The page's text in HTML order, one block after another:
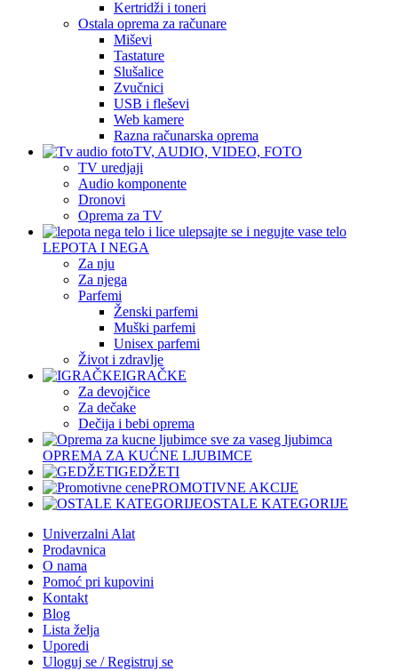
Kertridži i toneri
Ostala oprema za računare
Miševi
Tastature
Slušalice
Zvučnici
USB i fleševi
Web kamere
Razna računarska oprema
TV, AUDIO, VIDEO, FOTO
TV uredjaji
Audio komponente
Dronovi
Oprema za TV
LEPOTA I NEGA
Za nju
Za njega
Parfemi
Ženski parfemi
Muški parfemi
Unisex parfemi
Život i zdravlje
IGRAČKE
Za devojčice
Za dečake
Dečija i bebi oprema
OPREMA ZA KUĆNE LJUBIMCE
GEDŽETI
PROMOTIVNE AKCIJE
OSTALE KATEGORIJE
Univerzalni Alat
Prodavnica
O nama
Pomoć pri kupovini
Kontakt
Blog
Lista želja
Uporedi
Uloguj se / Registruj se